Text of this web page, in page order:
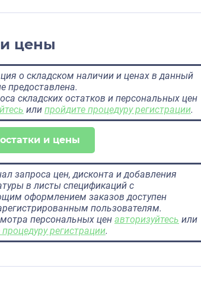
цены
о складском наличии и ценах в данный
предоставлена.
складских остатков и персональных цен
или пройдите процедуру регистрации.
и цены
запроса цен, дисконта и добавления
в листы спецификаций с
оформлением заказов доступен
пользователям.
персональных цен авторизуйтесь или
регистрации.